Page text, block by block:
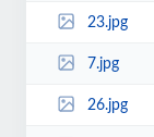
23.jpg
7.jpg
26.jpg